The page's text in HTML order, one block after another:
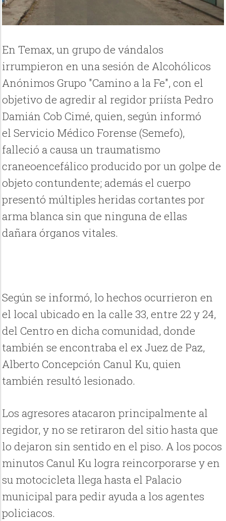
En Temax, un grupo de vándalos
irrumpieron en una sesión de Alcohólicos
Anónimos Grupo "Camino a la Fe", con el
objetivo de agredir al regidor priísta Pedro
Damián Cob Cimé, quien, según informó
elServicio Médico Forense (Semefo),
falleció a causa un traumatismo
craneoencefálico producido por un golpe de
objeto contundente; además el cuerpo
presentó múltiples heridas cortantes por
arma blanca sin que ninguna de ellas
dañara órganos vitales.
Según se informó, lo hechos ocurrieron en
el local ubicado en la calle 33, entre 22 y 24,
del Centro en dicha comunidad, donde
también se encontraba el ex Juez de Paz,
Alberto Concepción Canul Ku, quien
también resultó lesionado.
Los agresores atacaron principalmente al
regidor, y no se retiraron del sitio hasta que
lo dejaron sin sentido en el piso. A los pocos
minutos Canul Ku logra reincorporarse y en
su motocicleta llega hasta el Palacio
municipal para pedir ayuda a los agentes
policiacos.